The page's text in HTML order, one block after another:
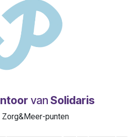
vanSolidaris
Zorg&Meer-punten